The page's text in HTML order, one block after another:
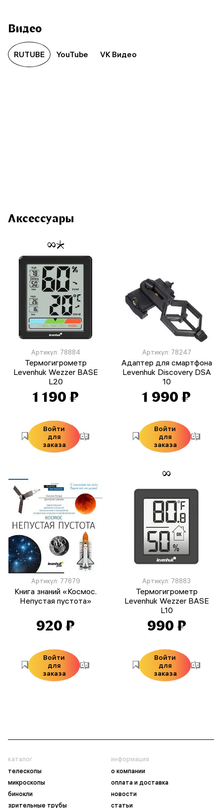
Видео
RUTUBE YouTube VK Видео
Аксессуары
Артикул: 78884
Термогигрометр
Levenhuk Wezzer BASE
L20
1 190 ₽
Войти
для
заказа
Артикул: 78247
Адаптер для смартфона
Levenhuk Discovery DSA
10
1 990 ₽
Войти
для
заказа
Артикул: 77879
Книга знаний «Космос.
Непустая пустота»
920 ₽
Войти
для
заказа
Артикул: 78883
Термогигрометр
Levenhuk Wezzer BASE
L10
990 ₽
Войти
для
заказа
каталог
телескопы
микроскопы
бинокли
зрительные трубы
информация
о компании
оплата и доставка
новости
статьи